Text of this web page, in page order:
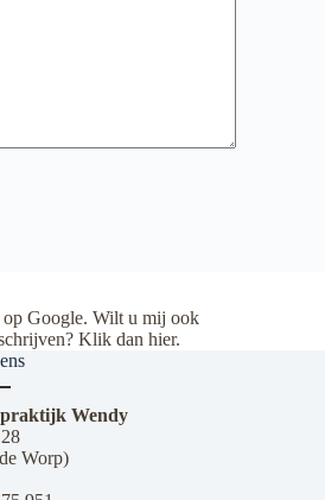
Google. Wilt u mij ook
Klik dan hier.
Wendy
Worp)